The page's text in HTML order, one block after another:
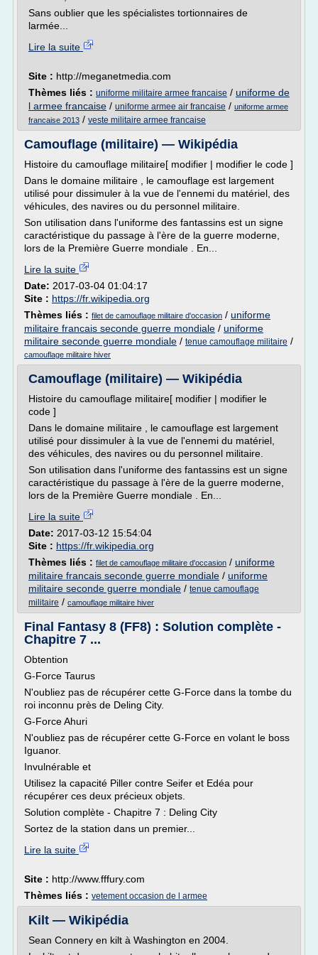
Sans oublier que les spécialistes tortionnaires de
larmée...
Lire la suite
Site : http://meganetmedia.com
Thèmes liés : uniforme militaire armee francaise / uniforme de
l armee francaise / uniforme armee air francaise / uniforme armee
francaise 2013 / veste militaire armee francaise
Camouflage (militaire) — Wikipédia
Histoire du camouflage militaire[ modifier | modifier le code ]
Dans le domaine militaire , le camouflage est largement
utilisé pour dissimuler à la vue de l'ennemi du matériel, des
véhicules, des navires ou du personnel militaire.
Son utilisation dans l'uniforme des fantassins est un signe
caractéristique du passage à l'ère de la guerre moderne,
lors de la Première Guerre mondiale . En...
Lire la suite
Date: 2017-03-04 01:04:17
Site : https://fr.wikipedia.org
Thèmes liés : filet de camouflage militaire d'occasion / uniforme
militaire francais seconde guerre mondiale / uniforme
militaire seconde guerre mondiale / tenue camouflage militaire /
camouflage militaire hiver
Camouflage (militaire) — Wikipédia
Histoire du camouflage militaire[ modifier | modifier le
code ]
Dans le domaine militaire , le camouflage est largement
utilisé pour dissimuler à la vue de l'ennemi du matériel,
des véhicules, des navires ou du personnel militaire.
Son utilisation dans l'uniforme des fantassins est un signe
caractéristique du passage à l'ère de la guerre moderne,
lors de la Première Guerre mondiale . En...
Lire la suite
Date: 2017-03-12 15:54:04
Site : https://fr.wikipedia.org
Thèmes liés : filet de camouflage militaire d'occasion / uniforme
militaire francais seconde guerre mondiale / uniforme
militaire seconde guerre mondiale / tenue camouflage
militaire / camouflage militaire hiver
Final Fantasy 8 (FF8) : Solution complète -
Chapitre 7 ...
Obtention
G-Force Taurus
N'oubliez pas de récupérer cette G-Force dans la tombe du
roi inconnu près de Deling City.
G-Force Ahuri
N'oubliez pas de récupérer cette G-Force en volant le boss
Iguanor.
Invulnérable et
Utilisez la capacité Piller contre Seifer et Edéa pour
récupérer ces deux précieux objets.
Solution complète - Chapitre 7 : Deling City
Sortez de la station dans un premier...
Lire la suite
Site : http://www.fffury.com
Thèmes liés : vetement occasion de l armee
Kilt — Wikipédia
Sean Connery en kilt à Washington en 2004.